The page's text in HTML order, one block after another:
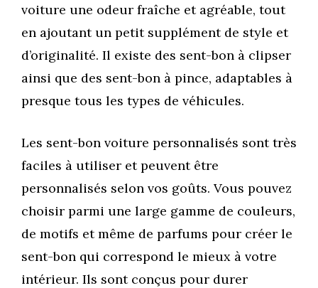
voiture une odeur fraîche et agréable, tout
en ajoutant un petit supplément de style et
d’originalité. Il existe des sent-bon à clipser
ainsi que des sent-bon à pince, adaptables à
presque tous les types de véhicules.
Les sent-bon voiture personnalisés sont très
faciles à utiliser et peuvent être
personnalisés selon vos goûts. Vous pouvez
choisir parmi une large gamme de couleurs,
de motifs et même de parfums pour créer le
sent-bon qui correspond le mieux à votre
intérieur. Ils sont conçus pour durer